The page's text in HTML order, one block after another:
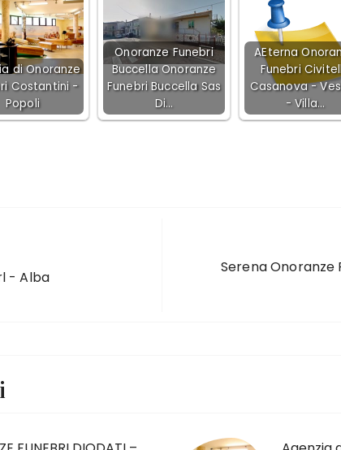
di Onoranze
Costantini -
Popoli
Onoranze Funebri
Buccella Onoranze
Funebri Buccella Sas
Di…
AEterna
Funebri
Casanova -
- Villa…
- Alba
Serena Onoranze